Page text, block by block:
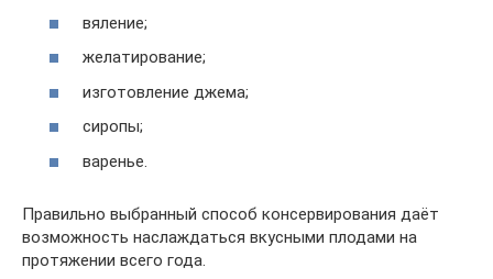
вяление;
желатирование;
изготовление джема;
сиропы;
варенье.
Правильно выбранный способ консервирования даёт
возможность наслаждаться вкусными плодами на
протяжении всего года.